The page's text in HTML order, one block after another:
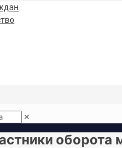
✕
оборота